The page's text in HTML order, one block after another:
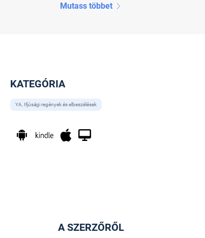
Mutass többet
KATEGÓRIA
YA, Ifjúsági regények és elbeszélések
A SZERZŐRŐL